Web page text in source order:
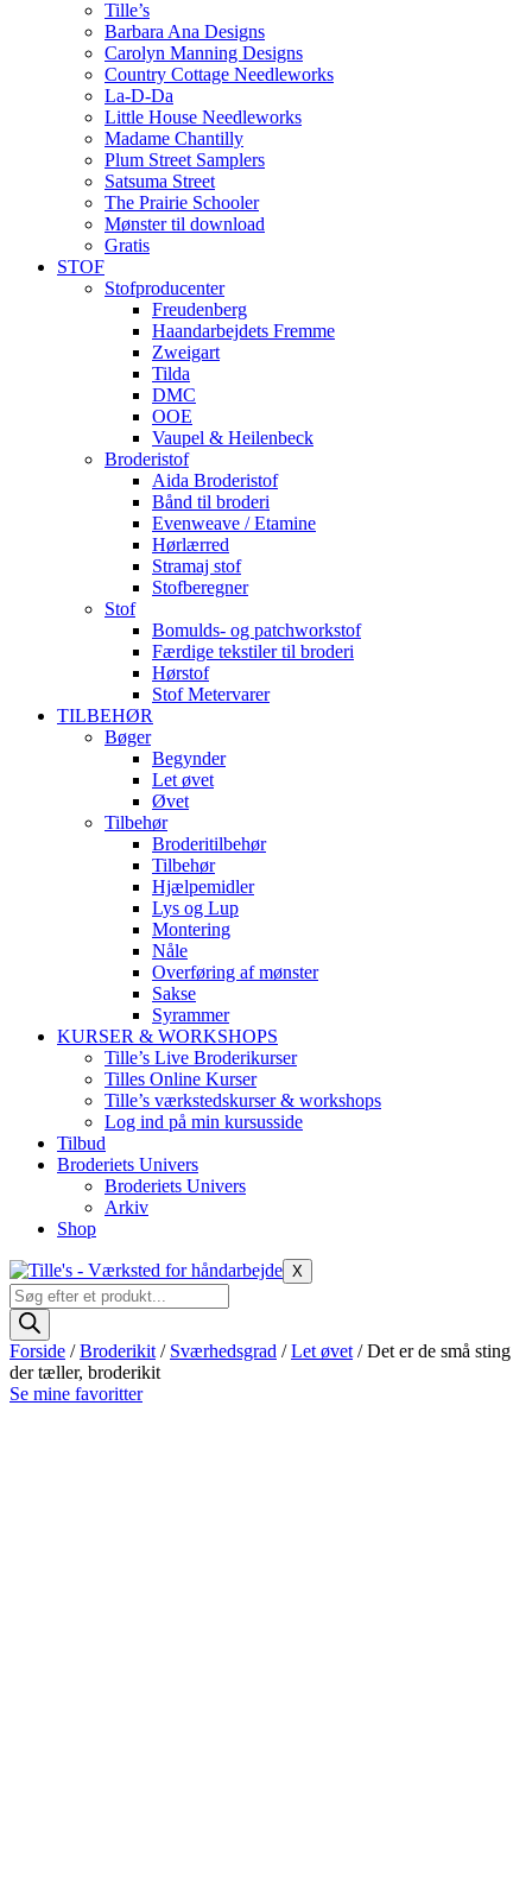
Tille’s
Barbara Ana Designs
Carolyn Manning Designs
Country Cottage Needleworks
La-D-Da
Little House Needleworks
Madame Chantilly
Plum Street Samplers
Satsuma Street
The Prairie Schooler
Mønster til download
Gratis
STOF
Stofproducenter
Freudenberg
Haandarbejdets Fremme
Zweigart
Tilda
DMC
OOE
Vaupel & Heilenbeck
Broderistof
Aida Broderistof
Bånd til broderi
Evenweave / Etamine
Hørlærred
Stramaj stof
Stofberegner
Stof
Bomulds- og patchworkstof
Færdige tekstiler til broderi
Hørstof
Stof Metervarer
TILBEHØR
Bøger
Begynder
Let øvet
Øvet
Tilbehør
Broderitilbehør
Tilbehør
Hjælpemidler
Lys og Lup
Montering
Nåle
Overføring af mønster
Sakse
Syrammer
KURSER & WORKSHOPS
Tille’s Live Broderikurser
Tilles Online Kurser
Tille’s værkstedskurser & workshops
Log ind på min kursusside
Tilbud
Broderiets Univers
Broderiets Univers
Arkiv
Shop
X
Products
search
Forside /Broderikit / Sværhedsgrad /Let øvet / Det er de små sting
der tæller, broderikit
Se mine favoritter